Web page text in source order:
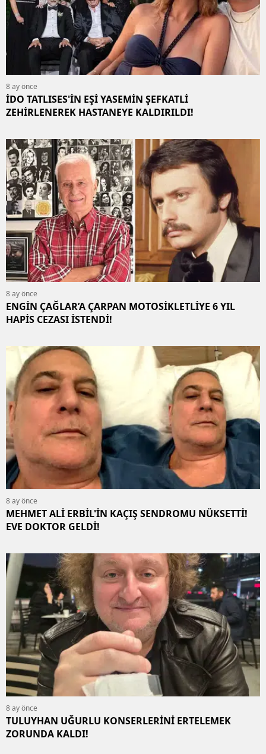
8 ay önce
İDO TATLISES'İN EŞİ YASEMİN ŞEFKATLİ
ZEHİRLENEREK HASTANEYE KALDIRILDI!
8 ay önce
ENGİN ÇAĞLAR’A ÇARPAN MOTOSİKLETLİYE 6 YIL
HAPİS CEZASI İSTENDİ!
8 ay önce
MEHMET ALİ ERBİL'İN KAÇIŞ SENDROMU NÜKSETTİ!
EVE DOKTOR GELDİ!
8 ay önce
TULUYHAN UĞURLU KONSERLERİNİ ERTELEMEK
ZORUNDA KALDI!